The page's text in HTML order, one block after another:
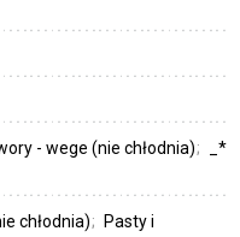
- wege (nie chłodnia)
_*
chłodnia)
Pasty i